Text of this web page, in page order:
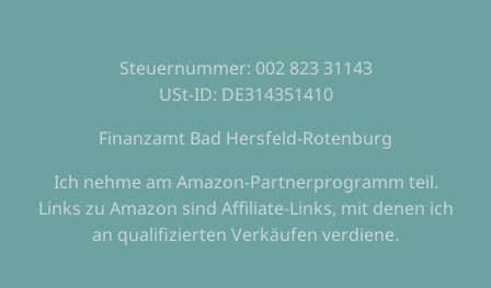
Steuernummer: 002 823 31143
USt-ID: DE314351410
Finanzamt Bad Hersfeld-Rotenburg
Ich nehme am Amazon-Partnerprogramm teil.
Links zu Amazon sind Affiliate-Links, mit denen ich
an qualifizierten Verkäufen verdiene.